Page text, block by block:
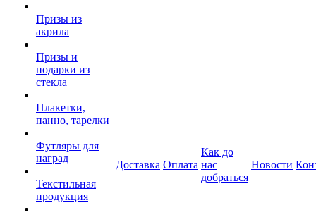
Призы из
акрила
Призы и
подарки из
стекла
Плакетки,
панно, тарелки
Футляры для
наград
Текстильная
продукция
Доставка Оплата
Как до
нас
добраться
Новости